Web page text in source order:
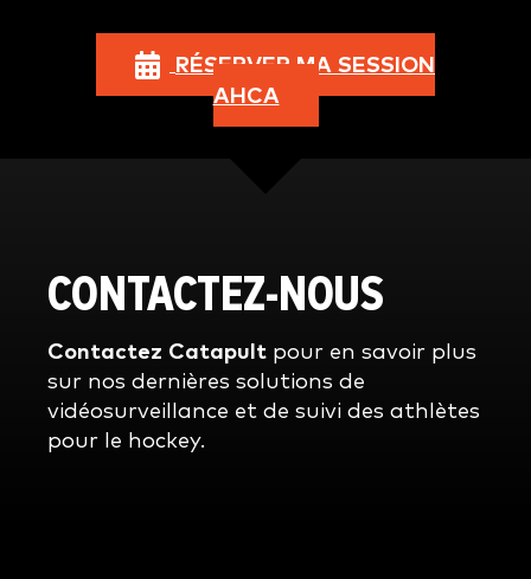
RÉSERVER MA SESSION
AHCA
CONTACTEZ-NOUS
Contactez Catapult pour en savoir plus
sur nos dernières solutions de
vidéosurveillance et de suivi des athlètes
pour le hockey.